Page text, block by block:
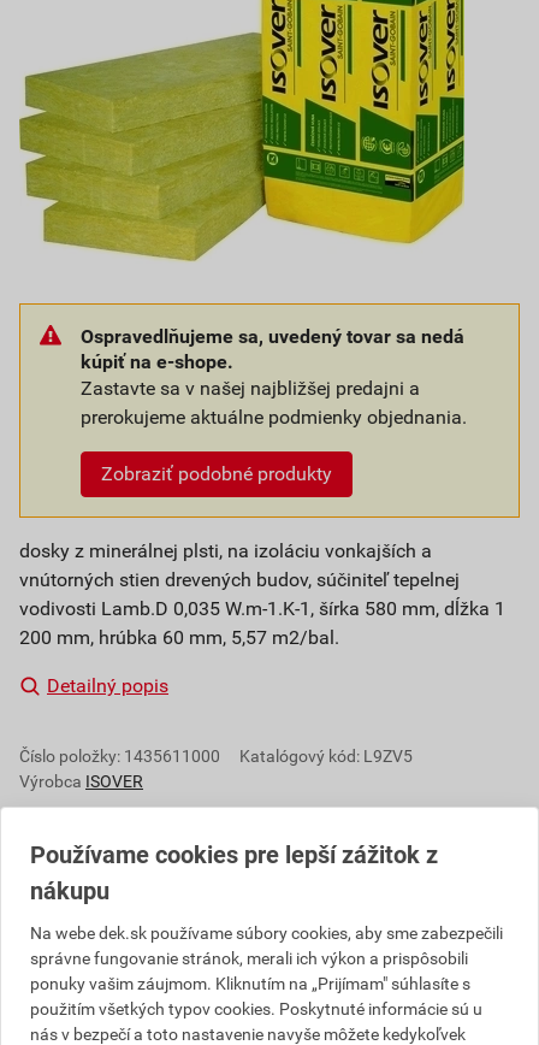
Ospravedlňujeme sa, uvedený tovar sa nedá
kúpiť na e-shope.
Zastavte sa v našej najbližšej predajni a
prerokujeme aktuálne podmienky objednania.
Zobraziť podobné produkty
dosky z minerálnej plsti, na izoláciu vonkajších a
vnútorných stien drevených budov, súčiniteľ tepelnej
vodivosti Lamb.D 0,035 W.m-1.K-1, šírka 580 mm, dĺžka 1
200 mm, hrúbka 60 mm, 5,57 m2/bal.
Detailný popis
Číslo položky: 1435611000
Katalógový kód: L9ZV5
Výrobca ISOVER
Popis
Izolačné dosky vyrobené z minerálnej plsti Isover.
Výroba je založená na metóde rozvlákňovania
taveniny zmesi hornín a ďalších prímesí a prísad.
Vytvorené minerálne vlákna sa v rámci výrobnej linky
Používame cookies pre lepší zážitok z
nákupu
Na webe dek.sk používame súbory cookies, aby sme zabezpečili
správne fungovanie stránok, merali ich výkon a prispôsobili
ponuky vašim záujmom. Kliknutím na „Prijímam" súhlasíte s
použitím všetkých typov cookies. Poskytnuté informácie sú u
nás v bezpečí a toto nastavenie navyše môžete kedykoľvek